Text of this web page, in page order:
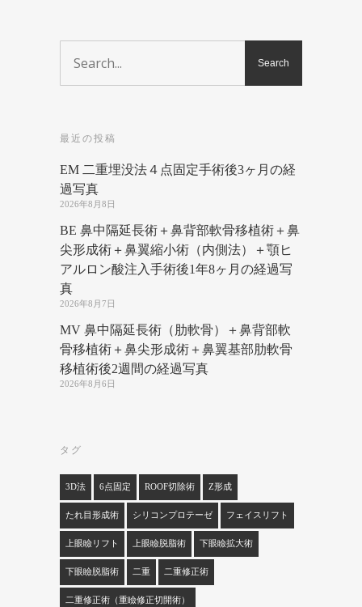
最近の投稿
EM 二重埋没法４点固定手術後3ヶ月の経
過写真
2026年8月8日
BE 鼻中隔延長術＋鼻背部軟骨移植術＋鼻
尖形成術＋鼻翼縮小術（内側法）＋顎ヒ
アルロン酸注入手術後1年8ヶ月の経過写
真
2026年8月7日
MV 鼻中隔延長術（肋軟骨）＋鼻背部軟
骨移植術＋鼻尖形成術＋鼻翼基部肋軟骨
移植術後2週間の経過写真
2026年8月6日
タグ
3D法 6点固定 ROOF切除術 Z形成
たれ目形成術 シリコンプロテーゼ フェイスリフト
上眼瞼リフト 上眼瞼脱脂術 下眼瞼拡大術
下眼瞼脱脂術 二重 二重修正術
二重修正術（重瞼修正切開術）